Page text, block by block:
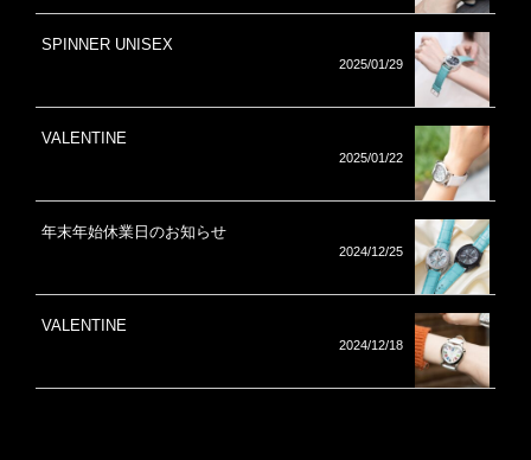
SPINNER UNISEX
2025/01/29
VALENTINE
2025/01/22
年末年始休業日のお知らせ
2024/12/25
VALENTINE
2024/12/18